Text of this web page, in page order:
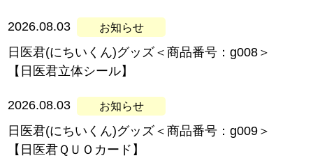
2026.08.03
日医君(にちいくん)グッズ＜商品番号：g008＞
【日医君立体シール】
2026.08.03
日医君(にちいくん)グッズ＜商品番号：g009＞
【日医君ＱＵＯカード】